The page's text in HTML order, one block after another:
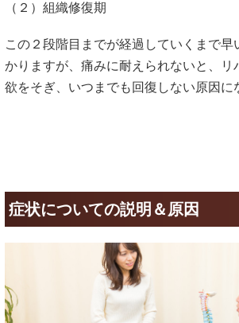
（２）組織修復期
この２段階目までが経過していくまで早
かりますが、痛みに耐えられないと、リ
欲をそぎ、いつまでも回復しない原因に
症状についての説明＆原因